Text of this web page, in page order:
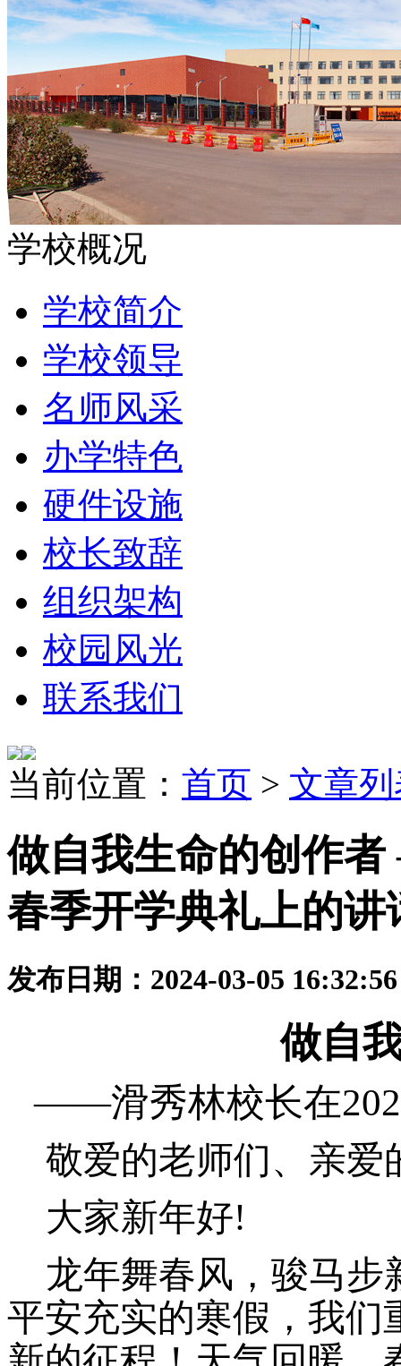
学校概况
学校简介
学校领导
名师风采
办学特色
硬件设施
校长致辞
组织架构
校园风光
联系我们
当前位置： 首页 > 文章
做自我生命的创作
春季开学典礼上的讲
发布日期：2024-03-05
做自
——滑秀林校长在
敬爱的老师们、亲爱
大家新年好!
龙年舞春风，骏马步
平安充实的寒假，我们